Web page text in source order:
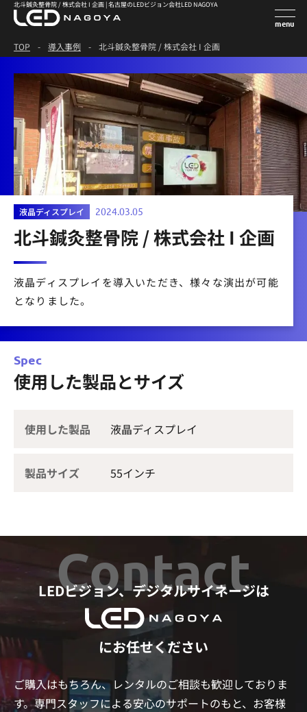
北斗鍼灸整骨院 / 株式会社 I 企画 | 名古屋のLEDビジョン会社LED NAGOYA
TOP - 導入事例 - 北斗鍼灸整骨院 / 株式会社 I 企画
液晶ディスプレイ 2024.03.05
北斗鍼灸整骨院 / 株式会社 I 企画
液晶ディスプレイを導入いただき、様々な演出が可能
となりました。
Spec
使用した製品とサイズ
使用した製品 液晶ディスプレイ
製品サイズ 55インチ
Contact
LEDビジョン、デジタルサイネージは
にお任せください
ご購入はもちろん、レンタルのご相談も歓迎しておりま
す。専門スタッフによる安心のサポートのもと、 お客様